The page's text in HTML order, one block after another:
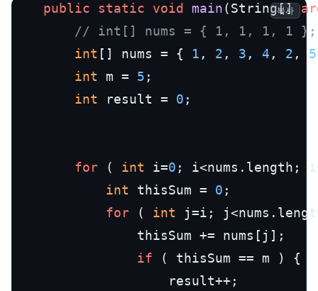
public
static void main(String[]
// int[] nums = { 1, 1, 1, 1 };
int [] nums = { 1 , 2 , 3 , 4 , 2 , 5
int m = 5 ;
int result = 0 ;
for ( int i=0 ; i<nums.length;
int thisSum = 0 ;
for ( int j=i;
if ( thisSum == m ) {
복사